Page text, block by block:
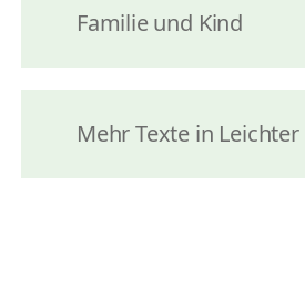
Familie und Kind
Mehr Texte in Leichter